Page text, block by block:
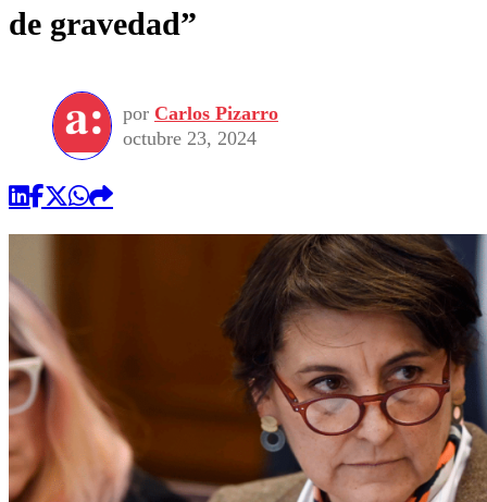
Motor
Torneo Internacional
Torneo Nacional
Noticias
Internacional
Nacional
Vida Social
Programas
Comercial
de gravedad”
por Carlos Pizarro
octubre 23, 2024